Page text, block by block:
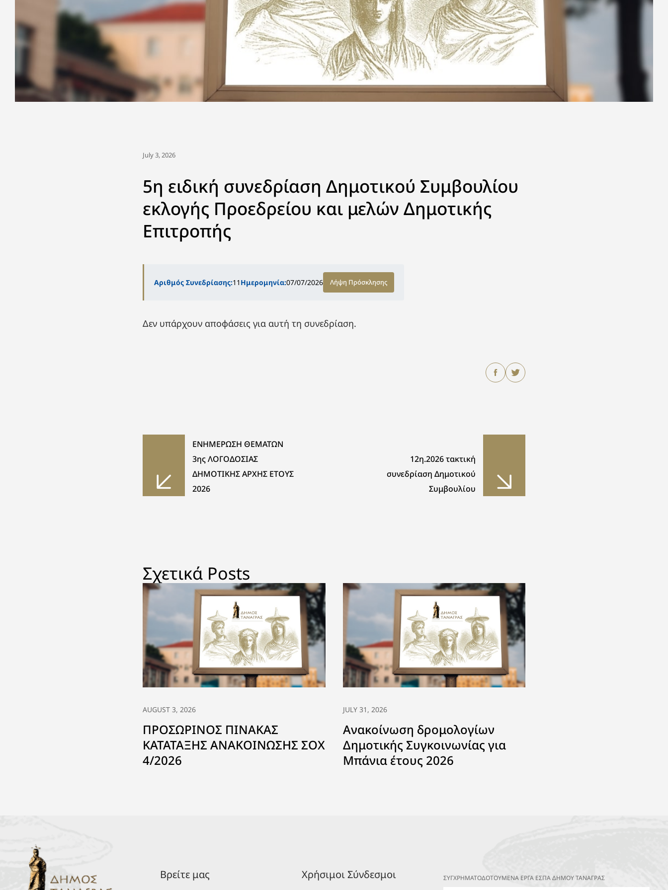
July 3, 2026
5η ειδική συνεδρίαση Δημοτικού Συμβουλίου
εκλογής Προεδρείου και μελών Δημοτικής
Επιτροπής
Αριθμός Συνεδρίασης:11 Ημερομηνία:07/07/2026 Λήψη Πρόσκλησης
Δεν υπάρχουν αποφάσεις για αυτή τη συνεδρίαση.
ΕΝΗΜΕΡΩΣΗ ΘΕΜΑΤΩΝ
3ης ΛΟΓΟΔΟΣΙΑΣ
ΔΗΜΟΤΙΚΗΣ ΑΡΧΗΣ ΕΤΟΥΣ
2026
12η.2026 τακτική
συνεδρίαση Δημοτικού
Συμβουλίου
Σχετικά Posts
AUGUST 3, 2026
ΠΡΟΣΩΡΙΝΟΣ ΠΙΝΑΚΑΣ
ΚΑΤΑΤΑΞΗΣ ΑΝΑΚΟΙΝΩΣΗΣ ΣΟΧ
4/2026
JULY 31, 2026
Ανακοίνωση δρομολογίων
Δημοτικής Συγκοινωνίας για
Μπάνια έτους 2026
Βρείτε μας Χρήσιμοι Σύνδεσμοι ΣΥΓΧΡΗΜΑΤΟΔΟΤΟΥΜΕΝΑ ΕΡΓΑ ΕΣΠΑ ΔΗΜΟΥ ΤΑΝΑΓΡΑΣ